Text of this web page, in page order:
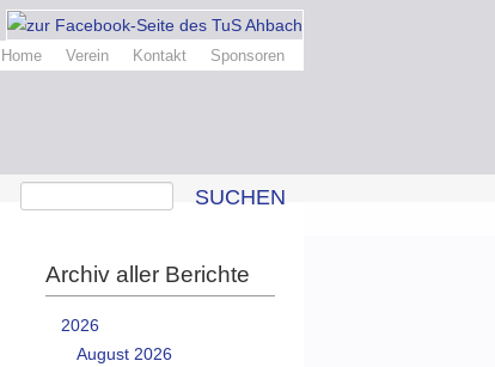
Home Verein Kontakt Sponsoren
SUCHEN
Archiv aller Berichte
2026
August 2026